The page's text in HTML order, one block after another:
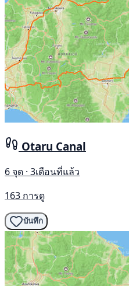
Otaru Canal
6 จุด · 3เดือนที่แล้ว
163 การดู
บันทึก